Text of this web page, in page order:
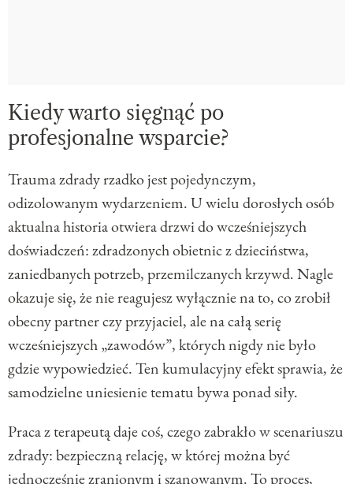
Kiedy warto sięgnąć po
profesjonalne wsparcie?
Trauma zdrady rzadko jest pojedynczym,
odizolowanym wydarzeniem. U wielu dorosłych osób
aktualna historia otwiera drzwi do wcześniejszych
doświadczeń: zdradzonych obietnic z dzieciństwa,
zaniedbanych potrzeb, przemilczanych krzywd. Nagle
okazuje się, że nie reagujesz wyłącznie na to, co zrobił
obecny partner czy przyjaciel, ale na całą serię
wcześniejszych „zawodów”, których nigdy nie było
gdzie wypowiedzieć. Ten kumulacyjny efekt sprawia, że
samodzielne uniesienie tematu bywa ponad siły.
Praca z terapeutą daje coś, czego zabrakło w scenariuszu
zdrady: bezpieczną relację, w której można być
jednocześnie zranionym i szanowanym. To proces,